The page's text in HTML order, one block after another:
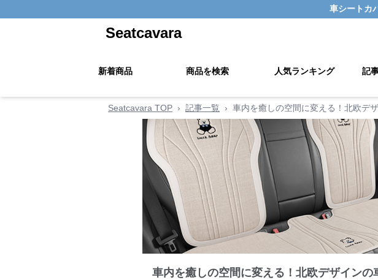
車シートカ
Seatcavara
新着商品 商品を検索 人気ランキング 記
Seatcavara TOP › 記事一覧 › 車内を癒しの空間に変える！北欧デ
車内を癒しの空間に変える！北欧デザイン